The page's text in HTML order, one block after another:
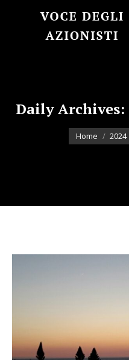
Daily Archives:
You are here:
Home 2024